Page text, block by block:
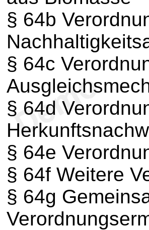
§ 64b
§ 64c
§ 64d
§ 64e
§ 64f Weitere
§ 64g